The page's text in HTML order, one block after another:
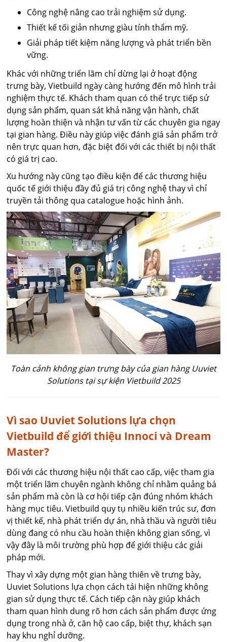
Công nghệ nâng cao trải nghiệm sử dụng.
Thiết kế tối giản nhưng giàu tính thẩm mỹ.
Giải pháp tiết kiệm năng lượng và phát triển bền
vững.
Khác với những triển lãm chỉ dừng lại ở hoạt động
trưng bày, Vietbuild ngày càng hướng đến mô hình trải
nghiệm thực tế. Khách tham quan có thể trực tiếp sử
dụng sản phẩm, quan sát khả năng vận hành, chất
lượng hoàn thiện và nhận tư vấn từ các chuyên gia ngay
tại gian hàng. Điều này giúp việc đánh giá sản phẩm trở
nên trực quan hơn, đặc biệt đối với các thiết bị nội thất
có giá trị cao.
Xu hướng này cũng tạo điều kiện để các thương hiệu
quốc tế giới thiệu đầy đủ giá trị công nghệ thay vì chỉ
truyền tải thông qua catalogue hoặc hình ảnh.
Toàn cảnh không gian trưng bày của gian hàng Uuviet
Solutions tại sự kiện Vietbuild 2025
Vì sao Uuviet Solutions lựa chọn
Vietbuild để giới thiệu Innoci và Dream
Master?
Đối với các thương hiệu nội thất cao cấp, việc tham gia
một triển lãm chuyên ngành không chỉ nhằm quảng bá
sản phẩm mà còn là cơ hội tiếp cận đúng nhóm khách
hàng mục tiêu. Vietbuild quy tụ nhiều kiến trúc sư, đơn
vị thiết kế, nhà phát triển dự án, nhà thầu và người tiêu
dùng đang có nhu cầu hoàn thiện không gian sống, vì
vậy đây là môi trường phù hợp để giới thiệu các giải
pháp mới.
Thay vì xây dựng một gian hàng thiên về trưng bày,
Uuviet Solutions lựa chọn cách tái hiện những không
gian sử dụng thực tế. Cách tiếp cận này giúp khách
tham quan hình dung rõ hơn cách sản phẩm được ứng
dụng trong nhà ở, căn hộ cao cấp, biệt thự, khách sạn
hay khu nghỉ dưỡng.